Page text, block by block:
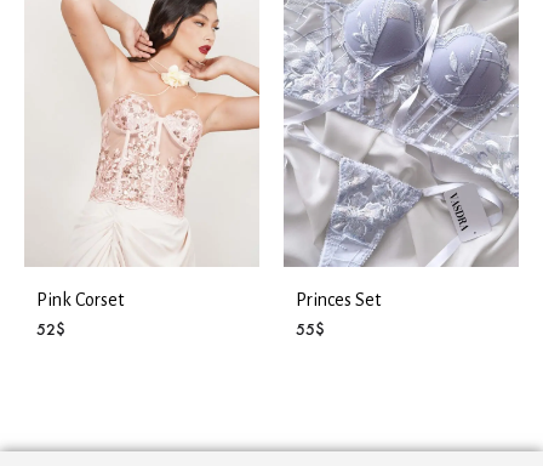
Pink Corset
52$
Princes Set
55$